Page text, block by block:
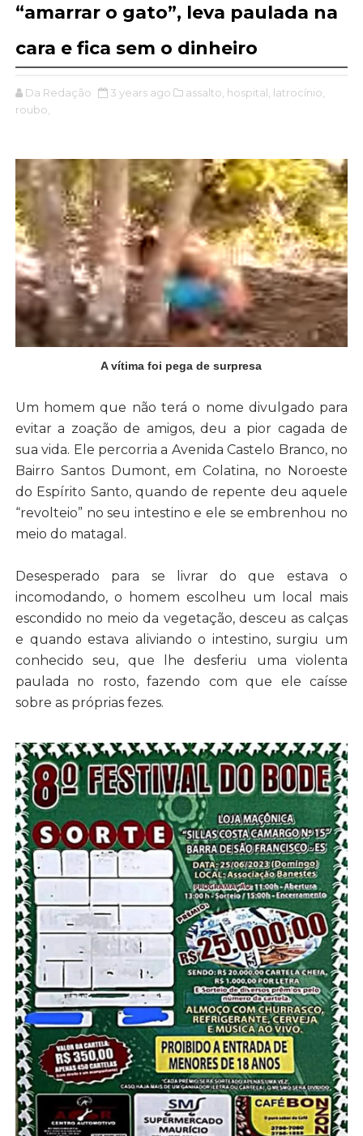
“amarrar o gato”, leva paulada na
cara e fica sem o dinheiro
Da Redação 3 years ago assalto, hospital, latrocínio,
roubo,
A vítima foi pega de surpresa
Um homem que não terá o nome divulgado para
evitar a zoação de amigos, deu a pior cagada de
sua vida. Ele percorria a Avenida Castelo Branco, no
Bairro Santos Dumont, em Colatina, no Noroeste
do Espírito Santo, quando de repente deu aquele
“revolteio” no seu intestino e ele se embrenhou no
meio do matagal.
Desesperado para se livrar do que estava o
incomodando, o homem escolheu um local mais
escondido no meio da vegetação, desceu as calças
e quando estava aliviando o intestino, surgiu um
conhecido seu, que lhe desferiu uma violenta
paulada no rosto, fazendo com que ele caísse
sobre as próprias fezes.